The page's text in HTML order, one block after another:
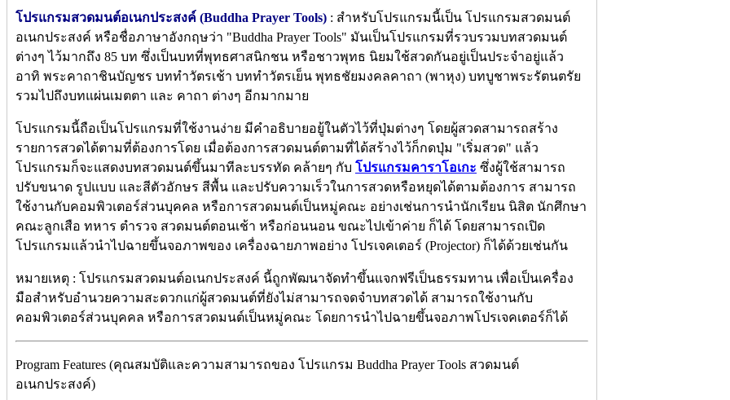
โปรแกรมสวดมนต์อเนกประสงค์ (Buddha Prayer Tools) : สำหรับโปรแกรมนี้เป็น โปรแกรมสวดมนต์
อเนกประสงค์ หรือชื่อภาษาอังกฤษว่า "Buddha Prayer Tools" มันเป็นโปรแกรมที่รวบรวมบทสวดมนต์
ต่างๆ ไว้มากถึง 85 บท ซึ่งเป็นบทที่พุทธศาสนิกชน หรือชาวพุทธ นิยมใช้สวดกันอยู่เป็นประจำอยู่แล้ว
อาทิ พระคาถาชินบัญชร บททำวัตรเช้า บททำวัตรเย็น พุทธชัยมงคลคาถา (พาหุง) บทบูชาพระรัตนตรัย
รวมไปถึงบทแผ่นเมตตา และ คาถา ต่างๆ อีกมากมาย
โปรแกรมนี้ถือเป็นโปรแกรมที่ใช้งานง่าย มีคำอธิบายอยู้ในตัวไว้ที่ปุ่มต่างๆ โดยผู้สวดสามารถสร้าง
รายการสวดได้ตามที่ต้องการโดย เมื่อต้องการสวดมนต์ตามที่ได้สร้างไว้ก็กดปุ่ม "เริ่มสวด" แล้ว
โปรแกรมก็จะแสดงบทสวดมนต์ขึ้นมาทีละบรรทัด คล้ายๆ กับ โปรแกรมคาราโอเกะ ซึ่งผู้ใช้สามารถ
ปรับขนาด รูปแบบ และสีตัวอักษร สีพื้น และปรับความเร็วในการสวดหรือหยุดได้ตามต้องการ สามารถ
ใช้งานกับคอมพิวเตอร์ส่วนบุคคล หรือการสวดมนต์เป็นหมู่คณะ อย่างเช่นการนำนักเรียน นิสิต นักศึกษา
คณะลูกเสือ ทหาร ตำรวจ สวดมนต์ตอนเช้า หรือก่อนนอน ขณะไปเข้าค่าย ก็ได้ โดยสามารถเปิด
โปรแกรมแล้วนำไปฉายขึ้นจอภาพของ เครื่องฉายภาพอย่าง โปรเจคเตอร์ (Projector) ก็ได้ด้วยเช่นกัน
หมายเหตุ : โปรแกรมสวดมนต์อเนกประสงค์ นี้ถูกพัฒนาจัดทำขึ้นแจกฟรีเป็นธรรมทาน เพื่อเป็นเครื่อง
มือสำหรับอำนวยความสะดวกแก่ผู้สวดมนต์ที่ยังไม่สามารถจดจำบทสวดได้ สามารถใช้งานกับ
คอมพิวเตอร์ส่วนบุคคล หรือการสวดมนต์เป็นหมู่คณะ โดยการนำไปฉายขึ้นจอภาพโปรเจคเตอร์ก็ได้
Program Features (คุณสมบัติและความสามารถของ โปรแกรม Buddha Prayer Tools สวดมนต์
อเนกประสงค์)